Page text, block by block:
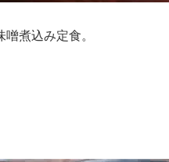
噌煮込み定食。